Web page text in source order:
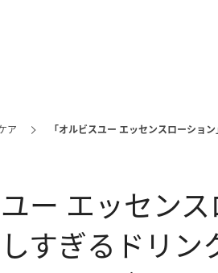
ア 「オルビスユー エッセンスローショ
ユー エッセン
すぎるドリン